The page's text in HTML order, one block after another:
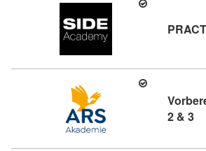
2 & 3